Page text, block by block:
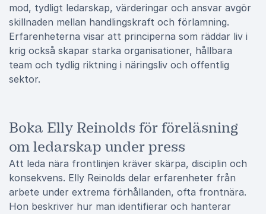
mod, tydligt ledarskap, värderingar och ansvar avgör
skillnaden mellan handlingskraft och förlamning.
Erfarenheterna visar att principerna som räddar liv i
krig också skapar starka organisationer, hållbara
team och tydlig riktning i näringsliv och offentlig
sektor.
Boka Elly Reinolds för föreläsning
om ledarskap under press
Att leda nära frontlinjen kräver skärpa, disciplin och
konsekvens. Elly Reinolds delar erfarenheter från
arbete under extrema förhållanden, ofta frontnära.
Hon beskriver hur man identifierar och hanterar